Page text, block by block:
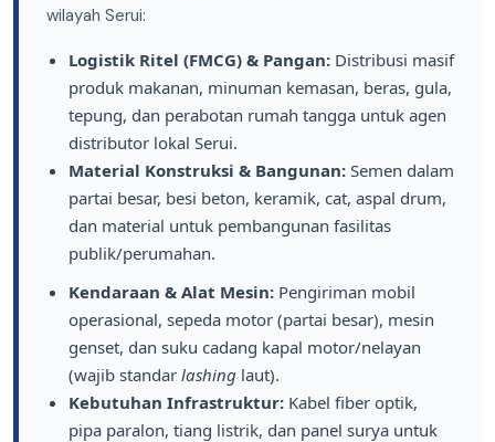
wilayah Serui:
Logistik Ritel (FMCG) & Pangan: Distribusi masif
produk makanan, minuman kemasan, beras, gula,
tepung, dan perabotan rumah tangga untuk agen
distributor lokal Serui.
Material Konstruksi & Bangunan: Semen dalam
partai besar, besi beton, keramik, cat, aspal drum,
dan material untuk pembangunan fasilitas
publik/perumahan.
Kendaraan & Alat Mesin: Pengiriman mobil
operasional, sepeda motor (partai besar), mesin
genset, dan suku cadang kapal motor/nelayan
(wajib standar lashing laut).
Kebutuhan Infrastruktur: Kabel fiber optik,
pipa paralon, tiang listrik, dan panel surya untuk